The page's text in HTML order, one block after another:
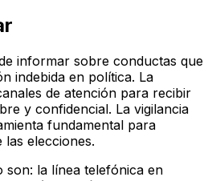
informar sobre conductas que
indebida en política. La
de atención para recibir
y confidencial. La vigilancia
fundamental para
elecciones.
son: la línea telefónica en